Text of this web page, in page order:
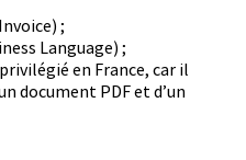
;
Language) ;
en France, car il
document PDF et d’un